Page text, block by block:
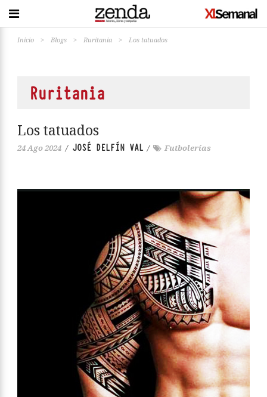
Inicio > Blogs > Ruritania > Los tatuados
Ruritania
Los tatuados
24 Ago 2024 / JOSÉ DELFÍN VAL / Futbolerías